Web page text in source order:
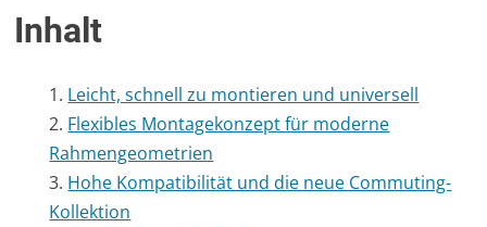
Inhalt
Leicht, schnell zu montieren und universell
Flexibles Montagekonzept für moderne
Rahmengeometrien
Hohe Kompatibilität und die neue Commuting-
Kollektion